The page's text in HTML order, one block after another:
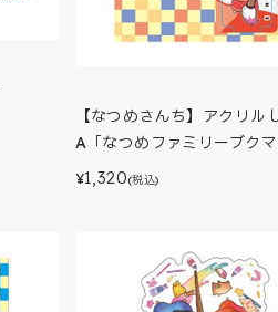
【なつめさんち】アクリル
A「なつめファミリーブク
¥1,320(税込)